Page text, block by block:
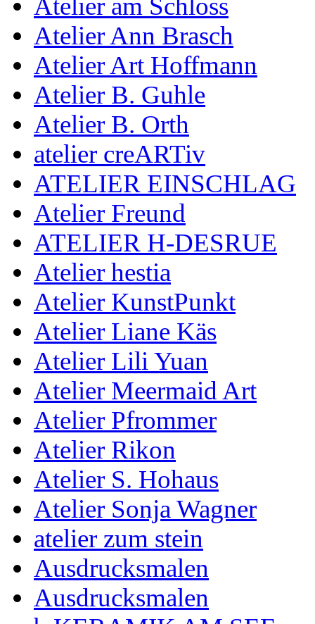
Atelier am Schloss
Atelier Ann Brasch
Atelier Art Hoffmann
Atelier B. Guhle
Atelier B. Orth
atelier creARTiv
ATELIER EINSCHLAG
Atelier Freund
ATELIER H-DESRUE
Atelier hestia
Atelier KunstPunkt
Atelier Liane Käs
Atelier Lili Yuan
Atelier Meermaid Art
Atelier Pfrommer
Atelier Rikon
Atelier S. Hohaus
Atelier Sonja Wagner
atelier zum stein
Ausdrucksmalen
Ausdrucksmalen